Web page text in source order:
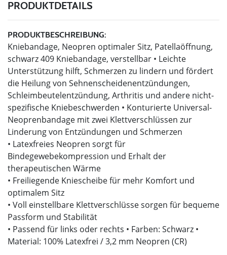
PRODUKTDETAILS
PRODUKTBESCHREIBUNG:
Kniebandage, Neopren optimaler Sitz, Patellaöffnung,
schwarz 409 Kniebandage, verstellbar • Leichte
Unterstützung hilft, Schmerzen zu lindern und fördert
die Heilung von Sehnenscheidenentzündungen,
Schleimbeutelentzündung, Arthritis und andere nicht-
spezifische Kniebeschwerden • Konturierte Universal-
Neoprenbandage mit zwei Klettverschlüssen zur
Linderung von Entzündungen und Schmerzen
• Latexfreies Neopren sorgt für
Bindegewebekompression und Erhalt der
therapeutischen Wärme
• Freiliegende Kniescheibe für mehr Komfort und
optimalem Sitz
• Voll einstellbare Klettverschlüsse sorgen für bequeme
Passform und Stabilität
• Passend für links oder rechts • Farben: Schwarz •
Material: 100% Latexfrei / 3,2 mm Neopren (CR)